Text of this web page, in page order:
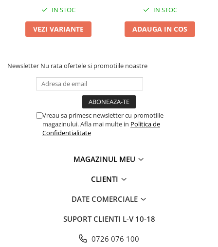
IN STOC
VEZI VARIANTE
IN STOC
ADAUGA IN COS
Newsletter Nu rata ofertele si promotiile noastre
Vreau sa primesc newsletter cu promotiile
magazinului. Afla mai multe in Politica de
Confidentialitate
MAGAZINUL MEU
CLIENTI
DATE COMERCIALE
SUPORT CLIENTI L-V 10-18
0726 076 100